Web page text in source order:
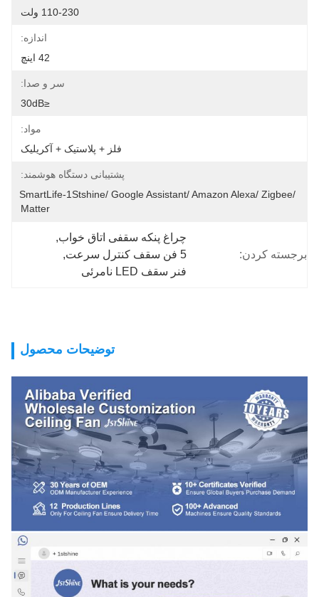
110-230 ولت
اندازه:
42 اینچ
سر و صدا:
≤30dB
مواد:
فلز + پلاستیک + آکریلیک
پشتیبانی دستگاه هوشمند:
SmartLife-1Stshine/ Google Assistant/ Amazon Alexa/ Zigbee/
Matter
برجسته کردن:
چراغ پنکه سقفی اتاق خواب,
5 فن سقف کنترل سرعت
,
فنر سقف LED نامرئی
توضیحات محصول